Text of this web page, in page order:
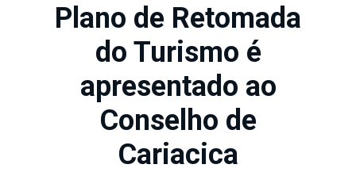
Plano de Retomada
do Turismo é
apresentado ao
Conselho de
Cariacica